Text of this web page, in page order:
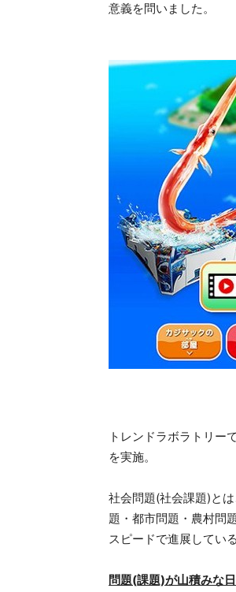
意義を問いました。
トレンドラボラトリー
を実施。
社会問題(社会課題)と
題・都市問題・農村問
スピードで進展してい
問題(課題)が山積みな